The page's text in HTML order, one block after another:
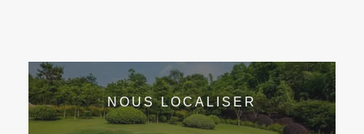
NOUS LOCALISER